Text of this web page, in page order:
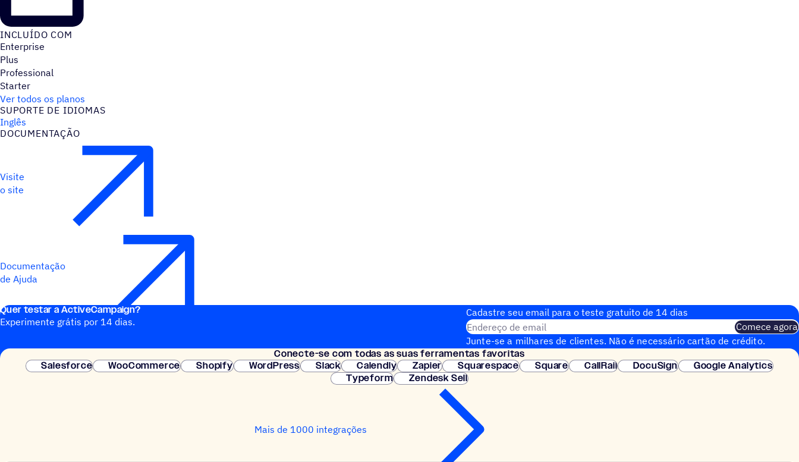
INCLUÍDO COM
Enterprise
Plus
Professional
Starter
Ver todos os planos
SUPORTE DE IDIOMAS
Inglês
DOCUMENTAÇÃO
Visite
o site
Documentação
de Ajuda
Quer testar a ActiveCampaign?
Experimente grátis por 14 dias.
Cadastre seu email para o teste gratuito de 14 dias
Endereço de email
Comece agora
Junte-se a milhares de clientes. Não é necessário cartão de crédito.
Configuração instantânea.
Conecte-se com todas as suas ferramentas favoritas
Salesforce
WooCommerce Shopify WordPress Slack Calendly Zapier Squarespace Square CallRail DocuSign
Google Analytics
Typeform
Zendesk Sell
Mais de 1000 integrações